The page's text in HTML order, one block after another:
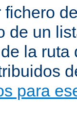
fichero
de un
la ruta
para